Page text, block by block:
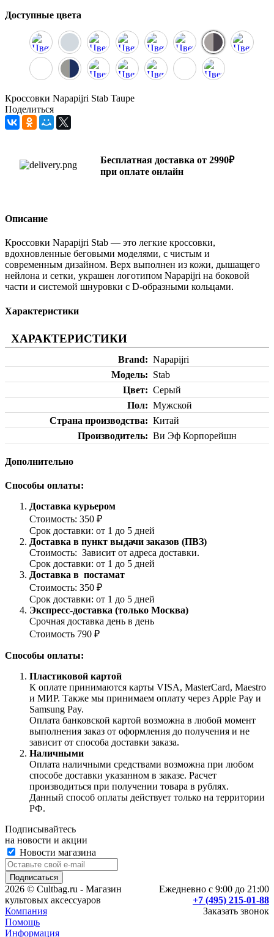
Доступные цвета
Кроссовки Napapijri Stab Taupe
Поделиться
Бесплатная доставка от 2990₽
при оплате онлайн
Описание
Кроссовки Napapijri Stab — это легкие кроссовки,
вдохновленные беговыми моделями, с чистым и
современным дизайном. Верх выполнен из кожи, дышащего
нейлона и сетки, украшен логотипом Napapijri на боковой
части и системой шнуровки с D-образными кольцами.
Характеристики
ХАРАКТЕРИСТИКИ
Brand
Napapijri
Модель
Stab
Цвет
Серый
Пол
Мужской
Страна производства
Китай
Производитель
Ви Эф Корпорейшн
Дополнительно
Способы оплаты:
Доставка курьером
Стоимость: 350 ₽
Срок доставки: от 1 до 5 дней
Доставка в пункт выдачи заказов (ПВЗ)
Стоимость: Зависит от адреса доставки.
Срок доставки: от 1 до 5 дней
Доставка в постамат
Стоимость: 350 ₽
Срок доставки: от 1 до 5 дней
Экспресс-доставка (только Москва)
Срочная доставка день в день
Стоимость 790 ₽
Способы оплаты:
Пластиковой картой
К оплате принимаются карты VISA, MasterCard, Maestro
и МИР. Также мы принимаем оплату через Apple Pay и
Samsung Pay.
Оплата банковской картой возможна в любой момент
выполнения заказ от оформления до получения и не
зависит от способа доставки заказа.
Наличными
Оплата наличными средствами возможна при любом
способе доставки указанном в заказе. Расчет
производиться при получении товара в рублях.
Данный способ оплаты действует только на территории
РФ.
Подписывайтесь
на новости и акции
Новости магазина
Ежедневно с 9:00 до 21:00
+7 (495) 215-01-88
Заказать звонок
2026 © Cultbag.ru - Магазин
культовых аксессуаров
Компания
Помощь
Информация